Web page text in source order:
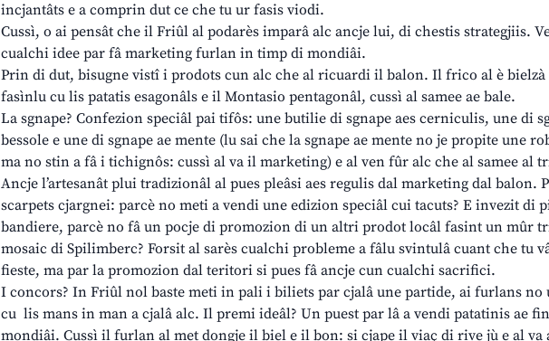
incjantâts e a comprin dut ce che tu ur fasis viodi.
Cussì, o ai pensât che il Friûl al podarès imparâ alc ancje lui, di chestis strategjiis.
cualchi idee par fâ marketing furlan in timp di mondiâi.
Prin di dut, bisugne vistî i prodots cun alc che al ricuardi il balon. Il frico al è
fasìnlu cu lis patatis esagonâls e il Montasio pentagonâl, cussì al samee ae bale.
La sgnape? Confezion speciâl pai tifôs: une butilie di sgnape aes cerniculis, une di
bessole e une di sgnape ae mente (lu sai che la sgnape ae mente no je propite une
ma no stin a fâ i tichignôs: cussì al va il marketing) e al ven fûr alc che al samee al
Ancje l’artesanât plui tradizionâl al pues pleâsi aes regulis dal marketing dal balon.
scarpets cjargnei: parcè no meti a vendi une edizion speciâl cui tacuts? E invezit di
bandiere, parcè no fâ un pocje di promozion di un altri prodot locâl fasint un mûr
mosaic di Spilimberc? Forsit al sarès cualchi probleme a fâlu svintulâ cuant che tu
fieste, ma par la promozion dal teritori si pues fâ ancje cun cualchi sacrifici.
I concors? In Friûl nol baste meti in pali i biliets par cjalâ une partide, ai furlans no
cu lis mans in man a cjalâ alc. Il premi ideâl? Un puest par lâ a vendi patatinis ae
mondiâi. Cussì il furlan al met dongje il biel e il bon: si cjape il viaç di rive jù e al va